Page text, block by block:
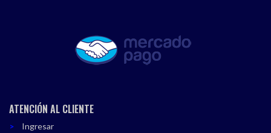
ATENCIÓN AL CLIENTE
Ingresar